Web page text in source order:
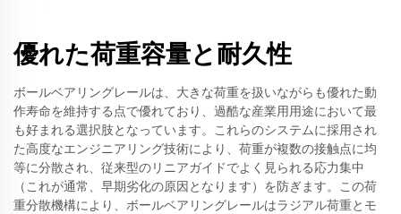
優れた荷重容量と耐久性
ボールベアリングレールは、大きな荷重を扱いながらも優れた動
作寿命を維持する点で優れており、過酷な産業用用途において最
も好まれる選択肢となっています。これらのシステムに採用され
た高度なエンジニアリング技術により、荷重が複数の接触点に均
等に分散され、従来型のリニアガイドでよく見られる応力集中
（これが通常、早期劣化の原因となります）を防ぎます。この荷
重分散機構により、ボールベアリングレールはラジアル荷重とモ